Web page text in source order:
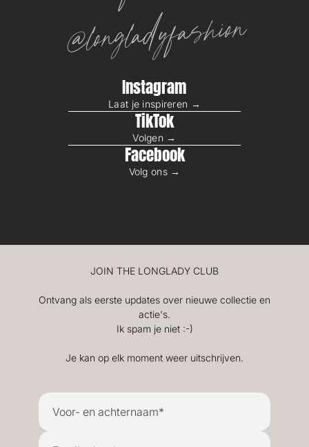
M
@longladyfashion
Instagram
Laat je inspireren →
TikTok
Volgen →
Facebook
Volg ons →
JOIN THE LONGLADY CLUB
Ontvang als eerste updates over nieuwe collectie en
actie's.
Ik spam je niet :-)
Je kan op elk moment weer uitschrijven.